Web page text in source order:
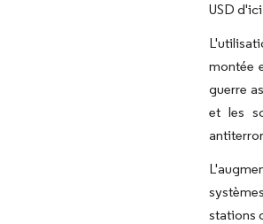
USD
montée
guerre
et les
stations